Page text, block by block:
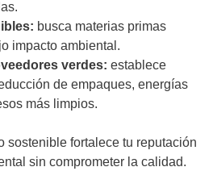
busca materias primas
impacto ambiental.
verdes: establece
de empaques, energías
más limpios.
sostenible fortalece tu reputación
sin comprometer la calidad.